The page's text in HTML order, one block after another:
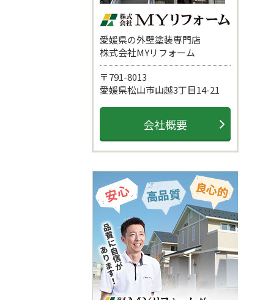
愛媛県の外壁塗装専門店
株式会社MYリフォーム
〒791-8013
愛媛県松山市山越3丁目14-21
会社概要